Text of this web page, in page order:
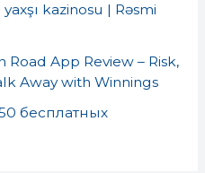
kazinosu | Rəsmi
App Review – Risk,
Away with Winnings
бесплатных